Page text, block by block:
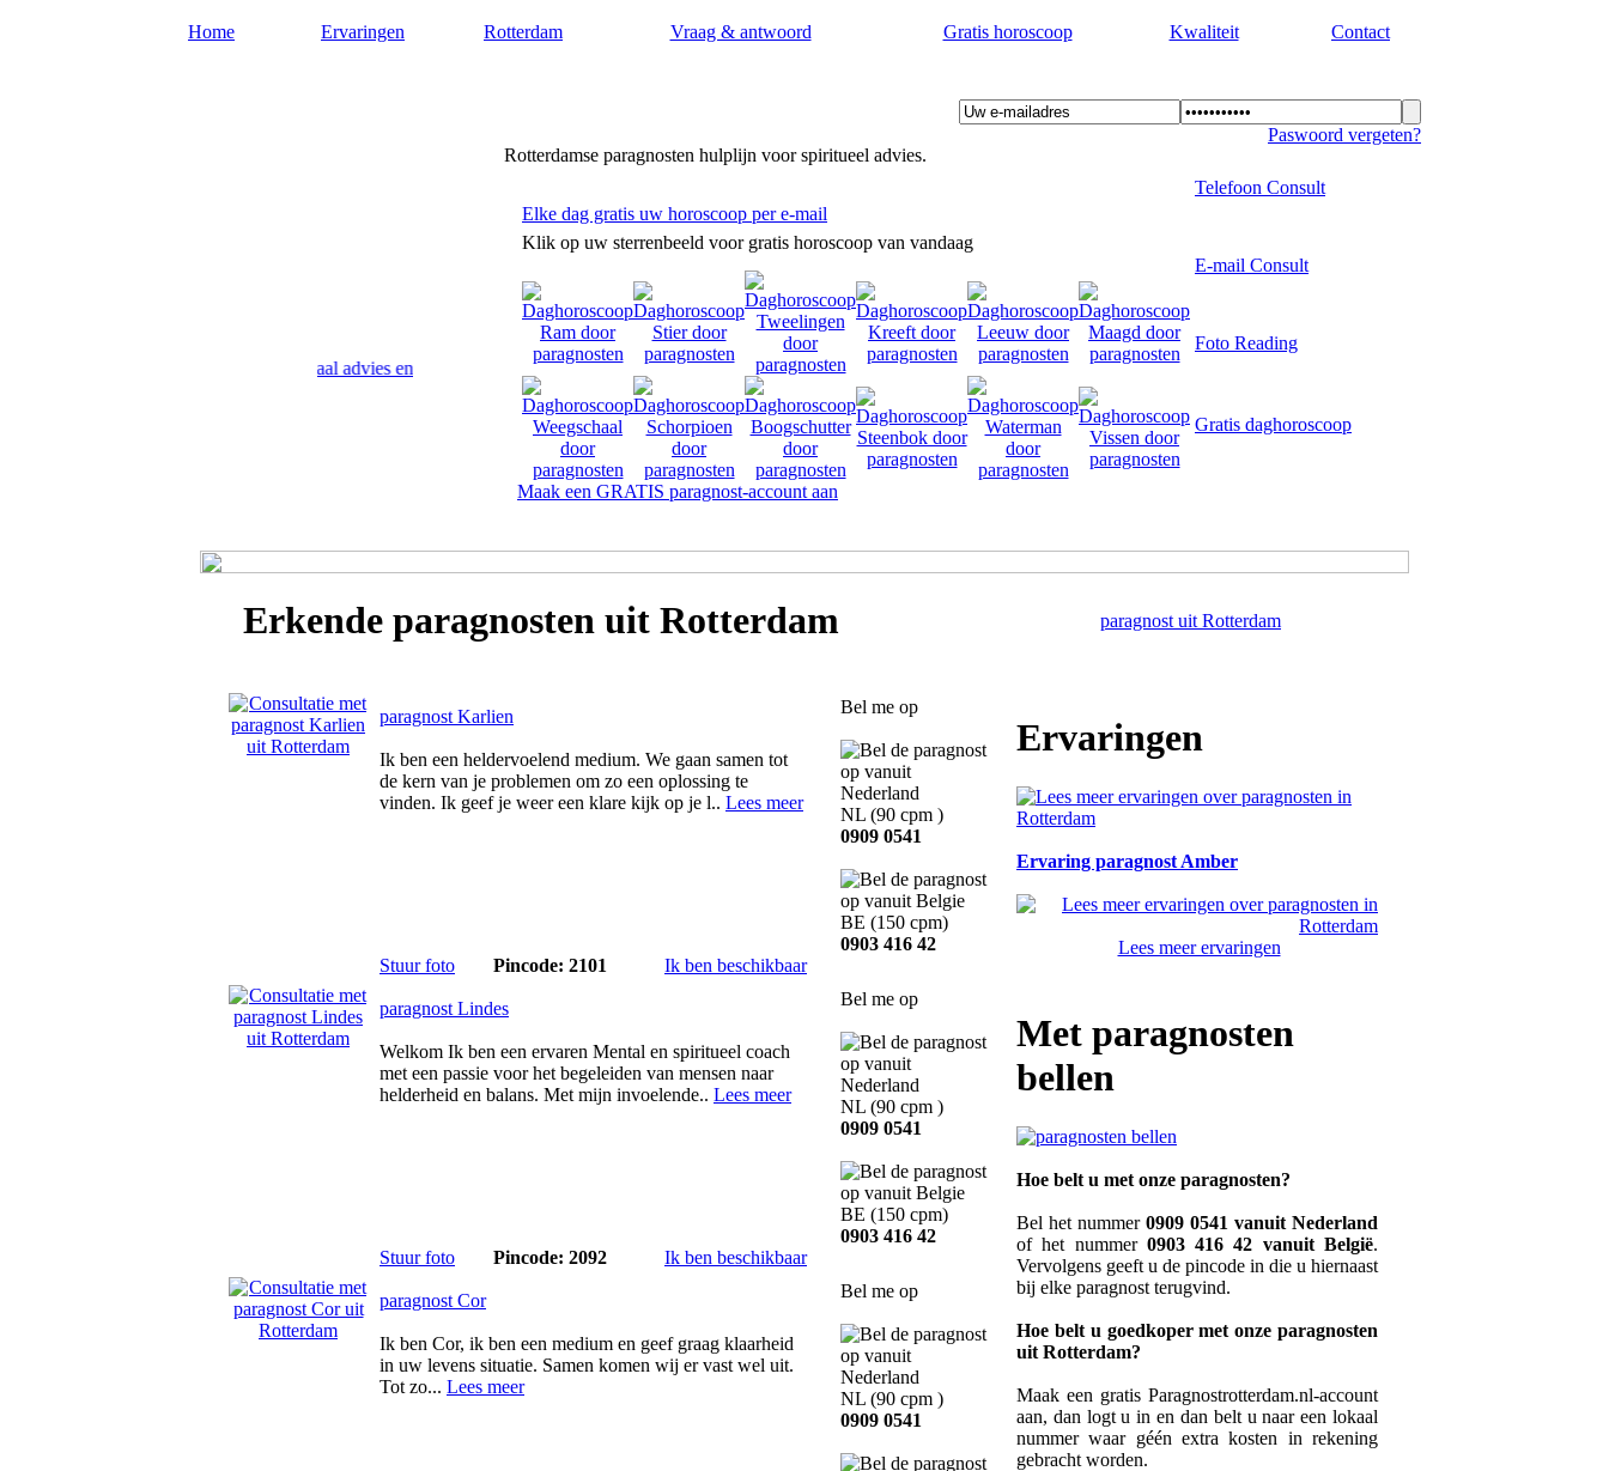
Home Ervaringen Rotterdam Vraag & antwoord Gratis horoscoop Kwaliteit Contact
Rotterdamse paragnosten hulplijn voor spiritueel advies.
Paswoord vergeten?
uit Rotterdam geven paranormaal advies en antwoord op uw levensvragen. Rotterdamse paragnosten hulplijn voor spiritueel en paranormaal advies.
Elke dag gratis uw horoscoop per e-mail
Klik op uw sterrenbeeld voor gratis horoscoop van vandaag
Maak een GRATIS paragnost-account aan
Telefoon Consult
E-mail Consult
Foto Reading
Gratis daghoroscoop
Erkende paragnosten uit Rotterdam paragnost uit Rotterdam
paragnost Karlien
Ik ben een heldervoelend medium. We gaan samen tot
de kern van je problemen om zo een oplossing te
vinden. Ik geef je weer een klare kijk op je l.. Lees meer
Bel me op
NL (90 cpm )
0909 0541
BE (150 cpm)
0903 416 42
Stuur foto
Pincode: 2101 Ik ben beschikbaar
paragnost Lindes
Welkom Ik ben een ervaren Mental en spiritueel coach
met een passie voor het begeleiden van mensen naar
helderheid en balans. Met mijn invoelende.. Lees meer
Bel me op
NL (90 cpm )
0909 0541
BE (150 cpm)
0903 416 42
Stuur foto
Pincode: 2092 Ik ben beschikbaar
paragnost Cor
Ik ben Cor, ik ben een medium en geef graag klaarheid
in uw levens situatie. Samen komen wij er vast wel uit.
Tot zo... Lees meer
Bel me op
NL (90 cpm )
0909 0541
Ervaringen
Ervaring paragnost Amber
Lees meer ervaringen
Met paragnosten
bellen
Hoe belt u met onze paragnosten?
Bel het nummer 0909 0541 vanuit Nederland
of het nummer 0903 416 42 vanuit België.
Vervolgens geeft u de pincode in die u hiernaast
bij elke paragnost terugvind.
Hoe belt u goedkoper met onze paragnosten
uit Rotterdam?
Maak een gratis Paragnostrotterdam.nl-account
aan, dan logt u in en dan belt u naar een lokaal
nummer waar géén extra kosten in rekening
gebracht worden.